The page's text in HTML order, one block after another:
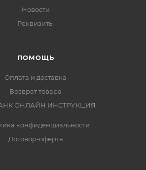
Новости
Реквизиты
ПОМОЩЬ
Оплата и доставка
Возврат товара
ОНЛАЙН ИНСТРУКЦИЯ
конфиденциальности
Договор-оферта